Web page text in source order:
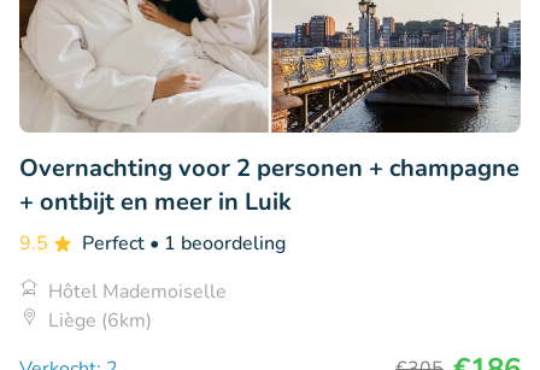
Overnachting voor 2 personen + champagne
+ ontbijt en meer in Luik
9.5 Perfect • 1 beoordeling
Hôtel Mademoiselle
Liège (6km)